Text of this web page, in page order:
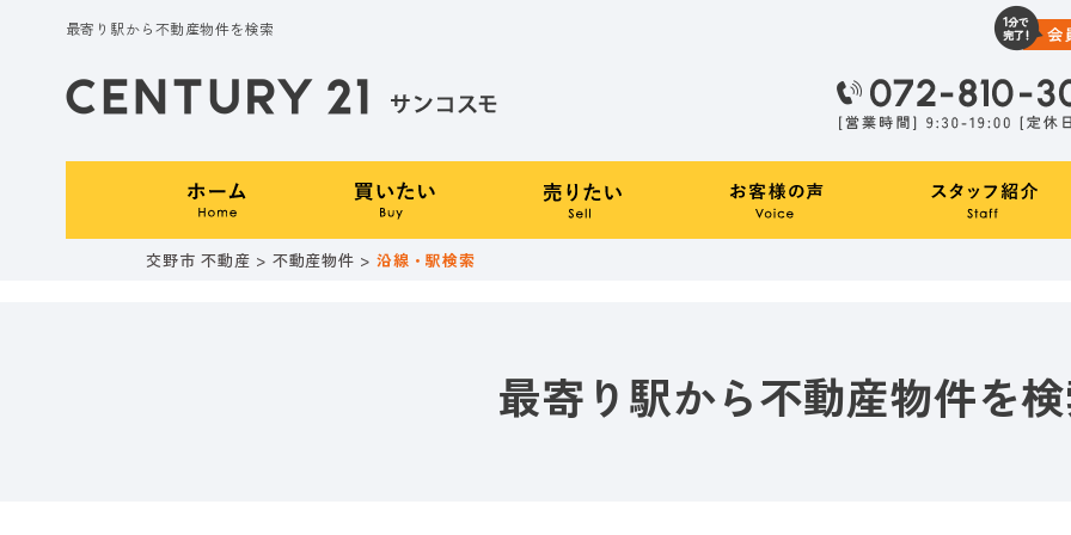
最寄り駅から不動産物件を検索
交野市 不動産 > 不動産物件 >沿線・駅検索
最寄り駅から不動産物件を